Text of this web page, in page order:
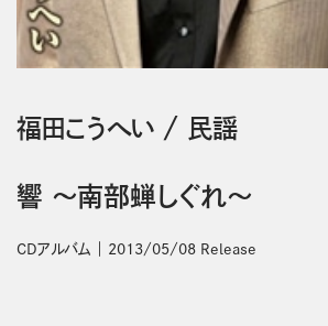
福田こうへい/ 民謡
響 ～南部蝉しぐれ～
CDアルバム 2013/05/08 Release